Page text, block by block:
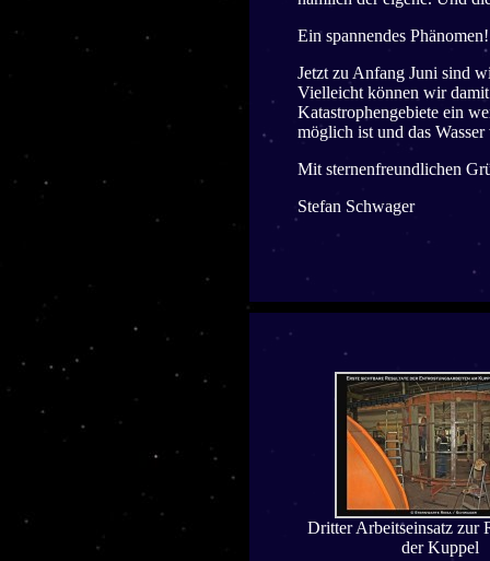
Ein spannendes Phänomen!
Jetzt zu Anfang Juni sind
Vielleicht können wir
Katastrophengebiete ein
möglich ist und das
Mit sternenfreundlichen
Stefan Schwager
Dritter Arbeitseinsatz zur
der Kuppel